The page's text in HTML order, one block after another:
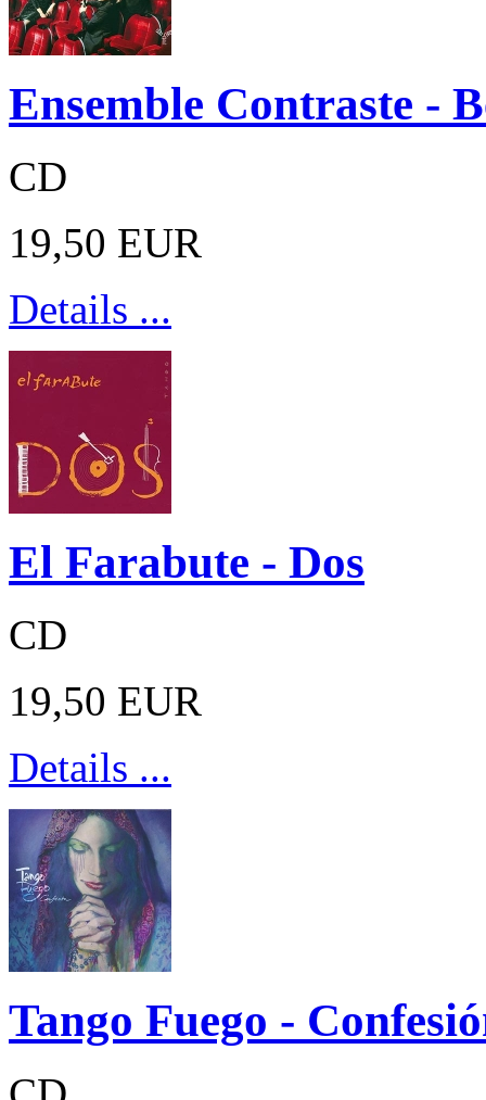
Ensemble Contraste -
CD
19,50 EUR
Details ...
El Farabute - Dos
CD
19,50 EUR
Details ...
Tango Fuego -